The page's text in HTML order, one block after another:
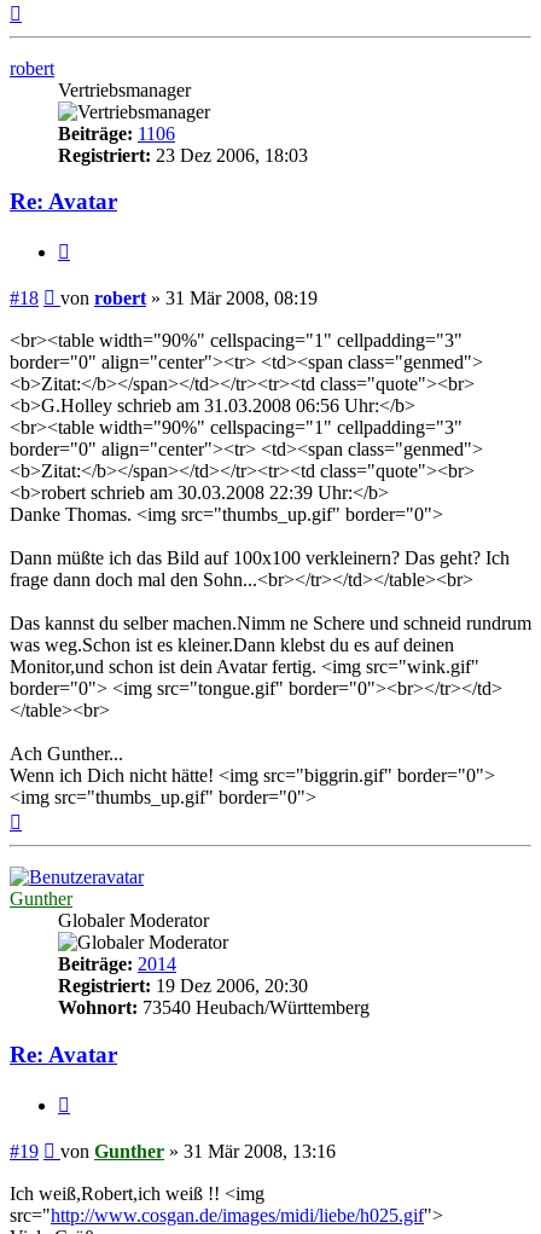
robert
Vertriebsmanager
Beiträge: 1106
Registriert: 23 Dez 2006, 18:03
Re: Avatar
#18 Beitrag
von robert » 31 Mär 2008, 08:19
<br><table width="90%" cellspacing="1" cellpadding="3"
border="0" align="center"><tr> <td><span class="genmed">
<b>Zitat:</b></span></td></tr><tr><td class="quote"><br>
<b>G.Holley schrieb am 31.03.2008 06:56 Uhr:</b>
<br><table width="90%" cellspacing="1" cellpadding="3"
border="0" align="center"><tr> <td><span class="genmed">
<b>Zitat:</b></span></td></tr><tr><td class="quote"><br>
<b>robert schrieb am 30.03.2008 22:39 Uhr:</b>
Danke Thomas. <img src="thumbs_up.gif" border="0">
Dann müßte ich das Bild auf 100x100 verkleinern? Das geht? Ich
frage dann doch mal den Sohn...<br></tr></td></table><br>
Das kannst du selber machen.Nimm ne Schere und schneid rundrum
was weg.Schon ist es kleiner.Dann klebst du es auf deinen
Monitor,und schon ist dein Avatar fertig. <img src="wink.gif"
border="0"> <img src="tongue.gif" border="0"><br></tr></td>
</table><br>
Ach Gunther...
Wenn ich Dich nicht hätte! <img src="biggrin.gif" border="0">
<img src="thumbs_up.gif" border="0">
Gunther
Globaler Moderator
Beiträge: 2014
Registriert: 19 Dez 2006, 20:30
Wohnort: 73540 Heubach/Württemberg
Re: Avatar
#19 Beitrag
von Gunther » 31 Mär 2008, 13:16
Ich weiß,Robert,ich weiß !! <img
src="http://www.cosgan.de/images/midi/liebe/h025.gif">